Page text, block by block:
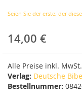
Seien Sie der erste, der
14,00 €
Alle Preise inkl. MwSt.
Verlag: Deutsche
Bestellnummer: